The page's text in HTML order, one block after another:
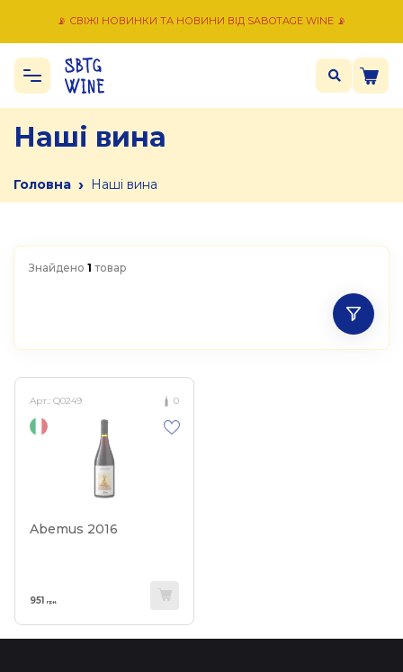
📡 СВІЖІ НОВИНКИ ТА НОВИНИ ВІД SABOTAGE WINE 📡
Наші вина
Головна › Наші вина
Знайдено 1 товар
Арт.: Q0249 0
Abemus 2016
951 грн.